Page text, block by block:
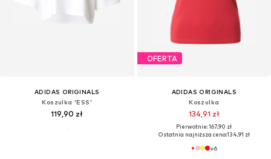
ADIDAS ORIGINALS
Koszulka 'ESS'
119,90 zł
OFERTA
ADIDAS ORIGINALS
Koszulka
134,91 zł
Pierwotnie: 167,90 zł
Ostatnia najniższa cena:134,91 zł
+6